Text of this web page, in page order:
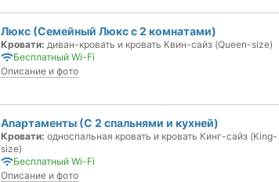
Люкс (Семейный Люкс с 2 комнатами)
Кровати: диван-кровать и кровать Квин-сайз (Queen-size)
Бесплатный Wi-Fi
Описание и фото
Апартаменты (С 2 спальнями и кухней)
Кровати: односпальная кровать и кровать Кинг-сайз (King-
size)
Бесплатный Wi-Fi
Описание и фото